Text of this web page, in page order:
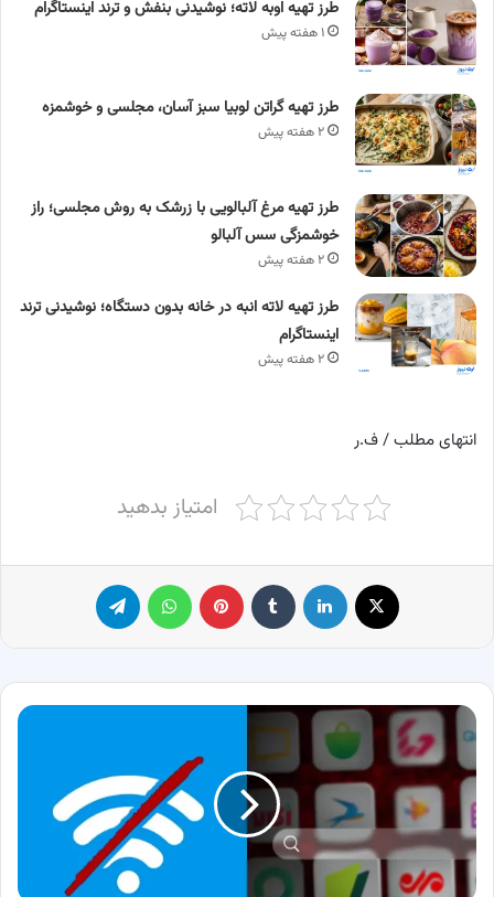
طرز تهیه اوبه لاته؛ نوشیدنی بنفش و ترند اینستاگرام
۱ هفته پیش
طرز تهیه گراتن لوبیا سبز آسان، مجلسی و خوشمزه
۲ هفته پیش
طرز تهیه مرغ آلبالویی با زرشک به روش مجلسی؛ راز
خوشمزگی سس آلبالو
۲ هفته پیش
طرز تهیه لاته انبه در خانه بدون دستگاه؛ نوشیدنی ترند
اینستاگرام
۲ هفته پیش
انتهای مطلب / ف.ر
امتیاز بدهید
لینکدین ‫تامبلر پینترست
لیست
سایت
های
ضروری
در
زمان
قطع
اینترنت